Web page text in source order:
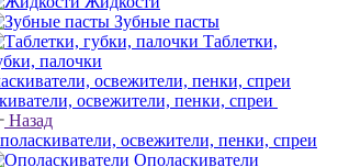
Зубные пасты
Таблетки,
палочки
освежители, пенки, спреи
Назад
освежители, пенки, спреи
Ополаскиватели